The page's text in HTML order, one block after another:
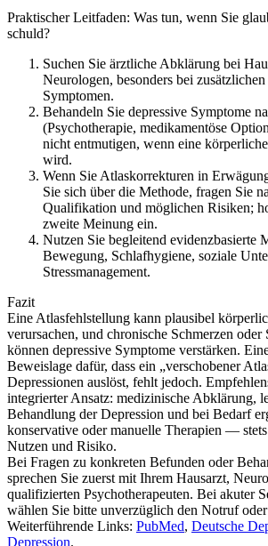
Praktischer Leitfaden: Was tun, wenn Sie
schuld?
Suchen Sie ärztliche Abklärung bei
Neurologen, besonders bei
Symptomen.
Behandeln Sie depressive Symptome
(Psychotherapie, medikamentöse
nicht entmutigen, wenn eine
wird.
Wenn Sie Atlaskorrekturen in
Sie sich über die Methode, fragen Sie
Qualifikation und möglichen Risiken;
zweite Meinung ein.
Nutzen Sie begleitend evidenzbasierte
Bewegung, Schlafhygiene, soziale
Stressmanagement.
Fazit
Eine Atlasfehlstellung kann plausibel
verursachen, und chronische Schmerzen oder
können depressive Symptome verstärken.
Beweislage dafür, dass ein „verschobener
Depressionen auslöst, fehlt jedoch.
integrierter Ansatz: medizinische Abklärung,
Behandlung der Depression und bei Bedarf
konservative oder manuelle Therapien —
Nutzen und Risiko.
Bei Fragen zu konkreten Befunden oder
sprechen Sie zuerst mit Ihrem Hausarzt,
qualifizierten Psychotherapeuten. Bei akuter
wählen Sie bitte unverzüglich den Notruf
Weiterführende Links: PubMed, Deutsche
Depression.